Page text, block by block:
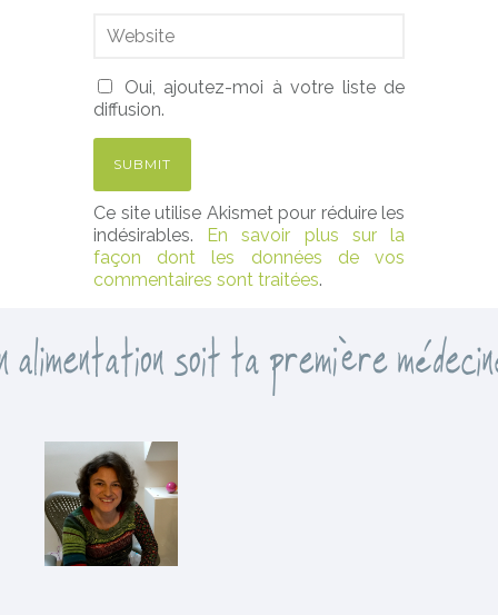
Oui, ajoutez-moi à votre liste de
diffusion.
Ce site utilise Akismet pour réduire les
indésirables.
En savoir plus sur la
façon dont les données de vos
commentaires sont traitées.